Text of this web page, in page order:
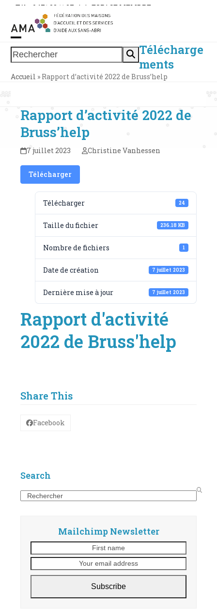
Skip
content
Tél. : 0471 38 11 37 | | ESPACE MEMBRE
Rechercher
Open
mobile
menu
Close
mobile
menu
Télécharge
ments
Accueil » Rapport d’activité 2022 de Bruss’help
Rapport d’activité 2022 de
Bruss’help
7 juillet 2023 Christine Vanhessen
Télécharger
Télécharger 24
Taille du fichier 236.18 KB
Nombre de fichiers 1
Date de création 7 juillet 2023
Dernière mise à jour 7 juillet 2023
Rapport d'activité
2022 de Bruss'help
Share This
Facebook
Search
Search
Mailchimp Newsletter
name
email
Subscribe